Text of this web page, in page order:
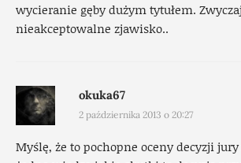
wycieranie gęby dużym tytułem.
nieakceptowalne zjawisko..
okuka67
2 października 2013 o 20:27
Myślę, że to pochopne oceny decyzji